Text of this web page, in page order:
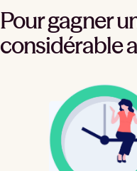
Pour gagner
considérable